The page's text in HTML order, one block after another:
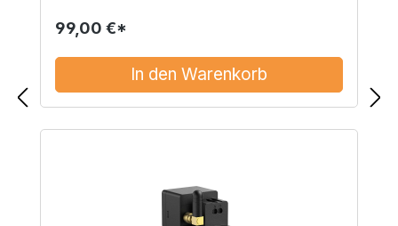
99,00 €*
In den Warenkorb